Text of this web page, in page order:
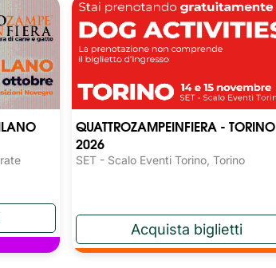
QUATTROZAMPEINFIERA - TORINO
2026
SET - Scalo Eventi Torino, Torino